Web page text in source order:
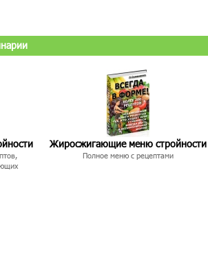
Жиросжигающие меню стройности
Полное меню с рецептами